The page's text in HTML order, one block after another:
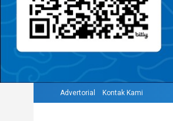
Advertorial Kontak Kami